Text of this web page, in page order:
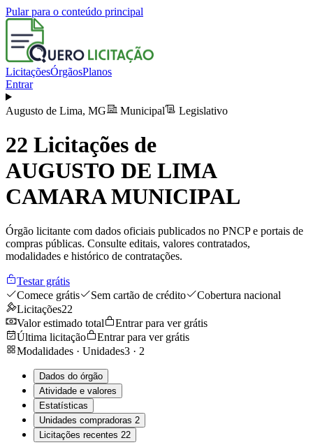
Pular para o conteúdo principal
LicitaçõesÓrgãosPlanos
Entrar
Augusto de Lima, MG Municipal Legislativo
22 Licitações de
AUGUSTO DE LIMA
CAMARA MUNICIPAL
Órgão licitante com dados oficiais publicados no PNCP e portais de
compras públicas. Consulte editais, valores contratados,
modalidades e histórico de contratações.
Testar grátis
Comece grátis
Sem cartão de crédito
Cobertura nacional
Licitações22
Valor estimado total
Entrar para ver grátis
Última licitação
Entrar para ver grátis
Modalidades · Unidades3 · 2
Dados do órgão
Atividade e valores
Estatísticas
Unidades compradoras 2
Licitações recentes 22